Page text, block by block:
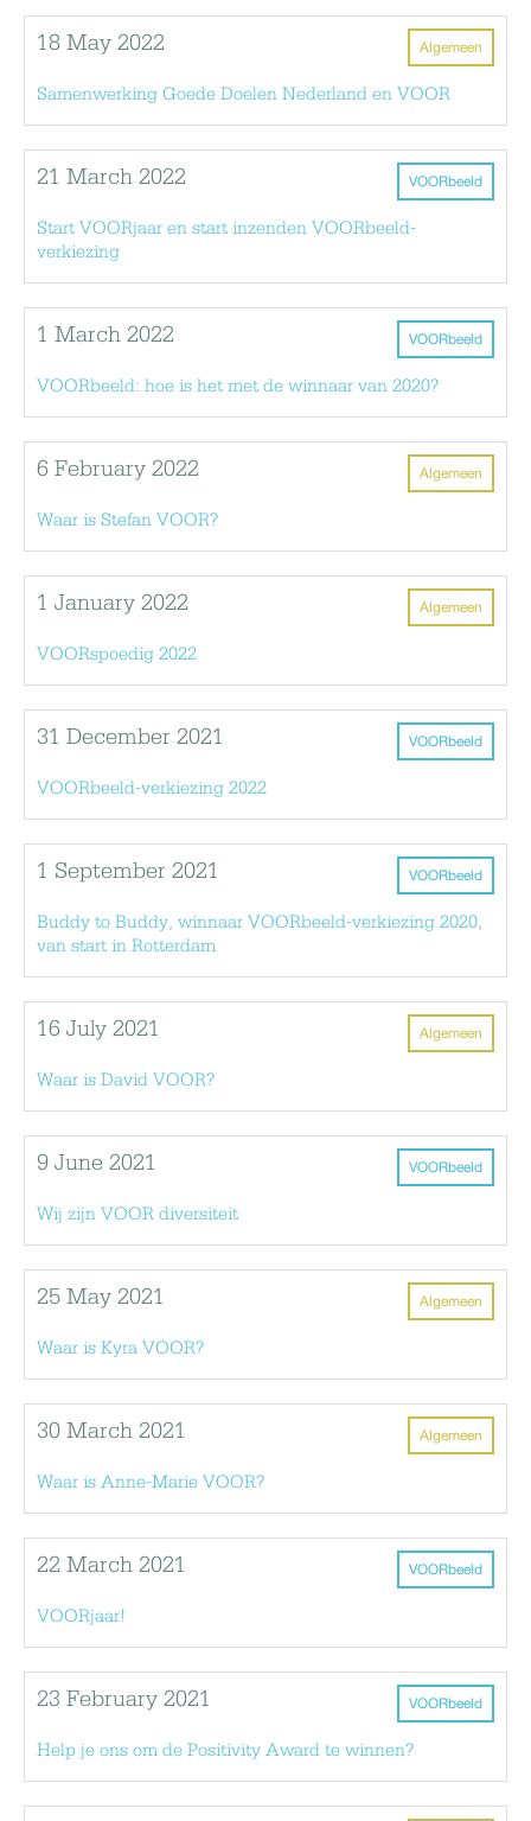
Algemeen
18 May 2022
Samenwerking Goede Doelen Nederland en VOOR
VOORbeeld
21 March 2022
Start VOORjaar en start inzenden VOORbeeld-
verkiezing
VOORbeeld
1 March 2022
VOORbeeld: hoe is het met de winnaar van 2020?
Algemeen
6 February 2022
Waar is Stefan VOOR?
Algemeen
1 January 2022
VOORspoedig 2022
VOORbeeld
31 December 2021
VOORbeeld-verkiezing 2022
VOORbeeld
1 September 2021
Buddy to Buddy, winnaar VOORbeeld-verkiezing 2020,
van start in Rotterdam
Algemeen
16 July 2021
Waar is David VOOR?
VOORbeeld
9 June 2021
Wij zijn VOOR diversiteit
Algemeen
25 May 2021
Waar is Kyra VOOR?
Algemeen
30 March 2021
Waar is Anne-Marie VOOR?
VOORbeeld
22 March 2021
VOORjaar!
VOORbeeld
23 February 2021
Help je ons om de Positivity Award te winnen?